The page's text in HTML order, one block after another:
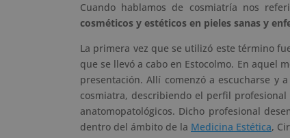
Cuando hablamos de cosmiatría nos
cosméticos y estéticos en pieles sanas y
La primera vez que se utilizó este término
que se llevó a cabo en Estocolmo. En aquel
presentación. Allí comenzó a escucharse y
cosmiatra, describiendo el perfil
anatomopatológicos. Dicho profesional
dentro del ámbito de la Medicina Estética,